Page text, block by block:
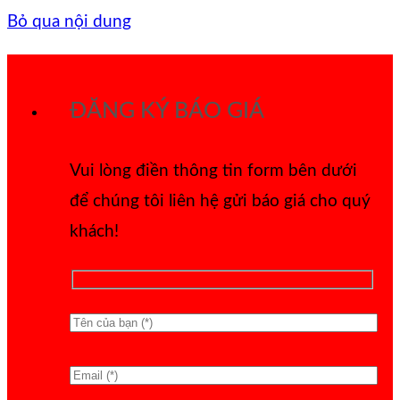
Bỏ qua nội dung
ĐĂNG KÝ BÁO GIÁ
Vui lòng điền thông tin form bên dưới
để chúng tôi liên hệ gửi báo giá cho quý
khách!